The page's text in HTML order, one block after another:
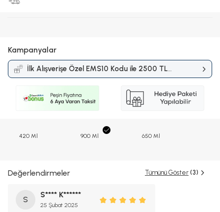
Kampanyalar
İlk Alışverişe Özel EMS10 Kodu ile 2500 TL
ve Üzerine %10 İndirimKampanyası
420 Ml 900 Ml 650 Ml
Değerlendirmeler Tümünü Göster (3)
S
S**** K******
25 Şubat 2025